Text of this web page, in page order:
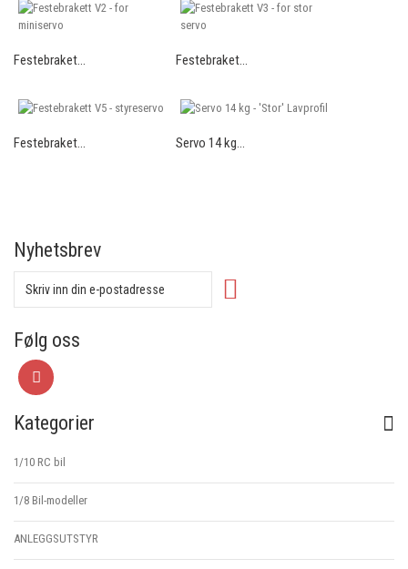
Festebraket... Festebraket...
Festebraket... Servo 14 kg...
Nyhetsbrev
Følg oss
Kategorier
1/10 RC bil
1/8 Bil-modeller
ANLEGGSUTSTYR